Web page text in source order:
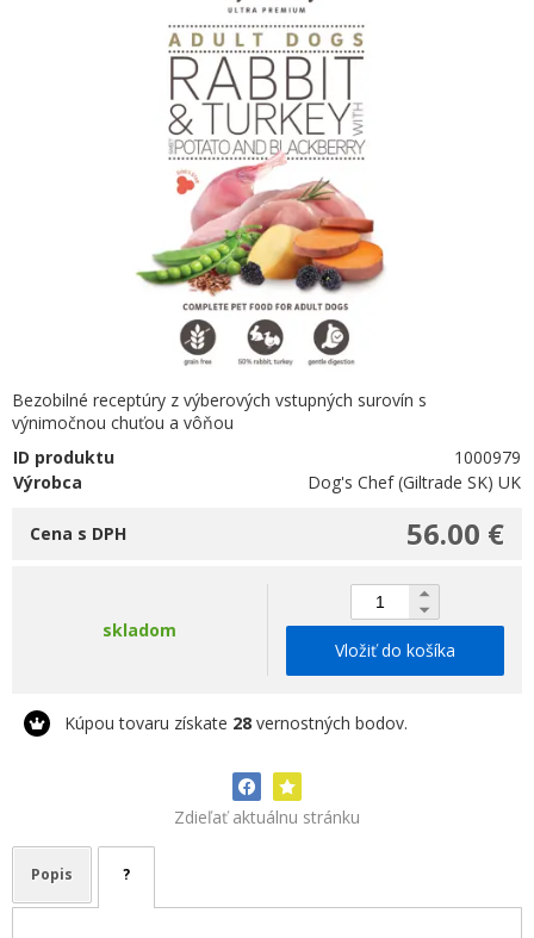
Bezobilné receptúry z výberových vstupných surovín s
výnimočnou chuťou a vôňou
ID produktu
1000979
Výrobca
Dog's Chef (Giltrade SK) UK
56.00 €
Cena s DPH
skladom
Vložiť do košíka
Kúpou tovaru získate 28 vernostných bodov.
Zdieľať aktuálnu stránku
Popis ?